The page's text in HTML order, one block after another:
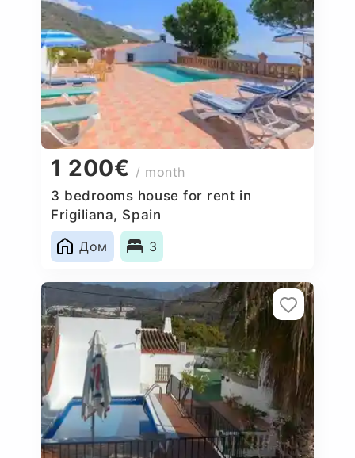
1 200€ / month
3 bedrooms house for rent in
Frigiliana, Spain
Дом
3